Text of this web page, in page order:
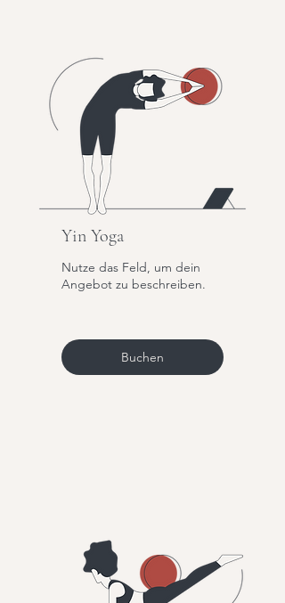
Yin Yoga
Nutze das Feld, um dein
Angebot zu beschreiben.
Buchen